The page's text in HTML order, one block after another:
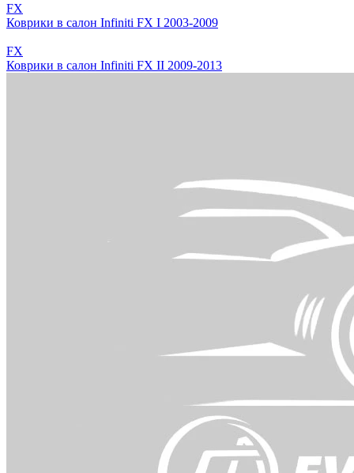
FX
Коврики в салон Infiniti FX I 2003-2009
FX
Коврики в салон Infiniti FX II 2009-2013